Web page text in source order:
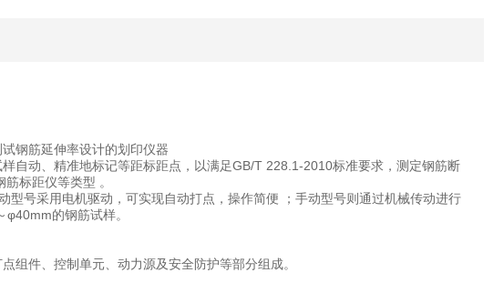
钢筋延伸率设计的划印仪器
自动、精准地标记等距标距点，以满足GB/T 228.1-2010标准要求，测定钢筋断
标距仪等类型 。
号采用电机驱动，可实现自动打点，操作简便 ；手动型号则通过机械传动进行
的钢筋试样。
组件、控制单元、动力源及安全防护等部分组成。